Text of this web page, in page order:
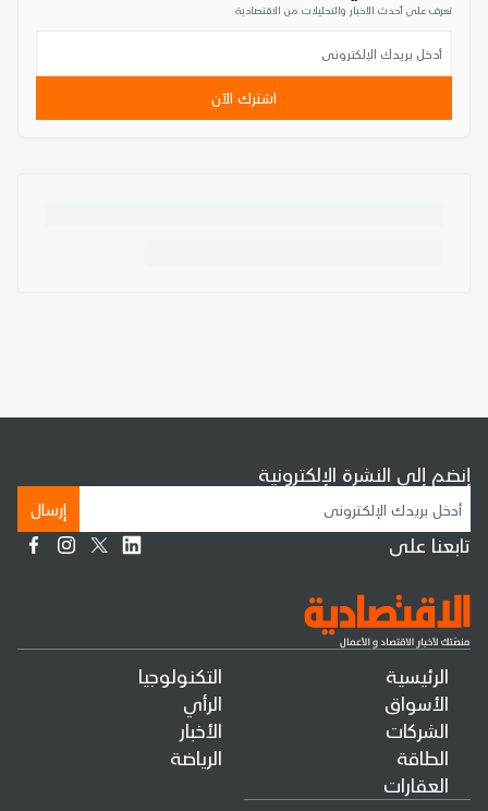
تعرف على أحدث الأخبار والتحليلات من الاقتصادية
اشترك الآن
الرئيسية
الأسواق
الشركات
الطاقة
العقارات
التكنولوجيا
الرأي
الأخبار
الرياضة
إنضم إلى النشرة الإلكترونية
إرسال
تابعنا على